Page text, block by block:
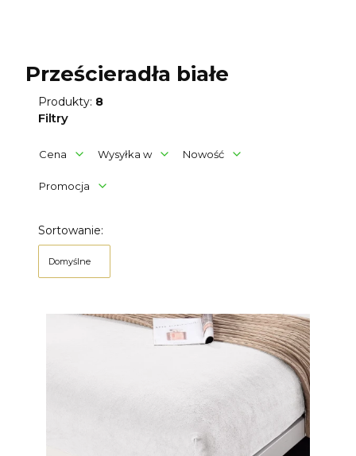
Prześcieradła białe
Produkty: 8
Filtry
Cena Wysyłka w Nowość
Promocja
Lista produktów
Sortowanie:
Domyślne